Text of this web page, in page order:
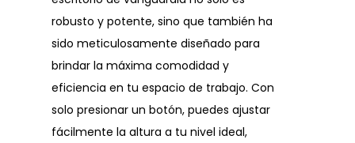
robusto y potente, sino que también ha
sido meticulosamente diseñado para
brindar la máxima comodidad y
eficiencia en tu espacio de trabajo. Con
solo presionar un botón, puedes ajustar
fácilmente la altura a tu nivel ideal,